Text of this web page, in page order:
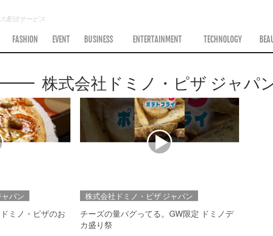
配信サービス
FASHION EVENT BUSINESS ENTERTAINMENT TECHNOLOGY
株式会社ドミノ・ピザ ジャパ
パン
ミノ・ピザのお
株式会社ドミノ・ピザ ジャパン
チーズの量バグってる。GW限定 ドミノデ
カ盛り祭